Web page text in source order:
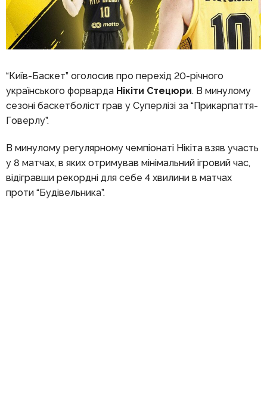
“Київ-Баскет” оголосив про перехід 20-річного
українського форварда Нікіти Стецюри. В минулому
сезоні баскетболіст грав у Суперлізі за “Прикарпаття-
Говерлу”.
В минулому регулярному чемпіонаті Нікіта взяв участь
у 8 матчах, в яких отримував мінімальний ігровий час,
відігравши рекордні для себе 4 хвилини в матчах
проти “Будівельника”.